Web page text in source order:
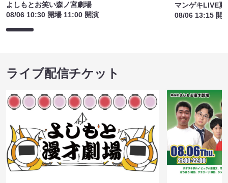
よしもとお笑い森ノ宮劇場
08/06 10:30 開場 11:00 開演
マンゲキLIVE夏
08/06 13:15 開
ライブ配信チケット